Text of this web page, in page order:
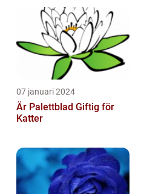
07 januari 2024
Är Palettblad Giftig för
Katter